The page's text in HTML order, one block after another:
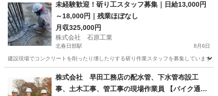
未経験歓迎！斫り工スタッフ募集｜日給13,000円
～18,000円｜残業ほぼなし
月収325,000円
株式会社 石原工業
北春日部駅 8月6日
建設現場でコンクリートを削ったり壊したりする斫り作業スタッフを募集しています
北春日部駅 その他
株式会社 早田工務店の配水管、下水管布設工
事、土木工事、管工事の現場作業員 【バイク通勤